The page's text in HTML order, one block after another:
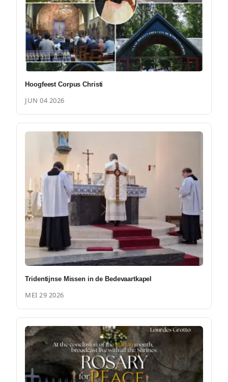
Hoogfeest Corpus Christi
JUN 04 2026
Tridentijnse Missen in de Bedevaartkapel
MEI 29 2026